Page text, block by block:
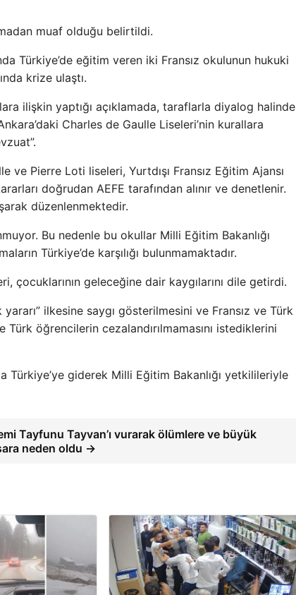
muaf olduğu belirtildi.
Türkiye’de eğitim veren iki Fransız okulunun hukuki
krize ulaştı.
ilişkin yaptığı açıklamada, taraflarla diyalog halinde
Charles de Gaulle Liseleri’nin kurallara
ve Pierre Loti liseleri, Yurtdışı Fransız Eğitim Ajansı
doğrudan AEFE tarafından alınır ve denetlenir.
düzenlenmektedir.
Bu nedenle bu okullar Milli Eğitim Bakanlığı
Türkiye’de karşılığı bulunmamaktadır.
geleceğine dair kaygılarını dile getirdi.
ilkesine saygı gösterilmesini ve Fransız ve Türk
öğrencilerin cezalandırılmamasını istediklerini
Türkiye’ye giderek Milli Eğitim Bakanlığı yetkilileriyle
Tayfunu Tayvan’ı vurarak ölümlere ve büyük
neden oldu →